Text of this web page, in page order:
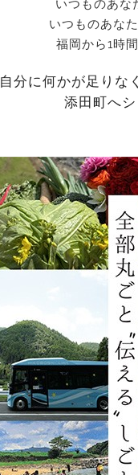
いつものあな
いつものあな
福岡から1時
自分に何かが足りな
添田町へシ